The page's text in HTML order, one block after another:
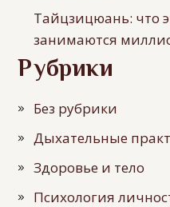
Тайцзицюань: что
занимаются
Рубрики
Без рубрики
Дыхательные
Здоровье и тело
Психология